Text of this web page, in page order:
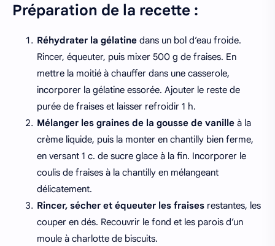
Préparation de la recette :
Réhydrater la gélatine dans un bol d’eau froide.
Rincer, équeuter, puis mixer 500 g de fraises. En
mettre la moitié à chauffer dans une casserole,
incorporer la gélatine essorée. Ajouter le reste de
purée de fraises et laisser refroidir 1 h.
Mélanger les graines de la gousse de vanille à la
crème liquide, puis la monter en chantilly bien ferme,
en versant 1 c. de sucre glace à la fin. Incorporer le
coulis de fraises à la chantilly en mélangeant
délicatement.
Rincer, sécher et équeuter les fraises restantes, les
couper en dés. Recouvrir le fond et les parois d’un
moule à charlotte de biscuits.